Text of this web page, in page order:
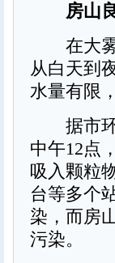
房山
在大雾
从白天到
水量有限
据市环
中午12点
吸入颗粒
台等多个
染，而房
污染。